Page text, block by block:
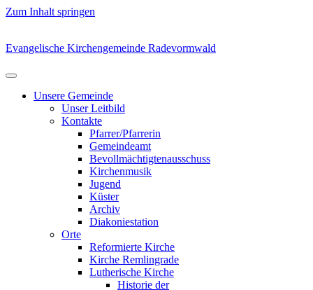
Zum Inhalt springen
Evangelische Kirchengemeinde Radevormwald
Unsere Gemeinde
Unser Leitbild
Kontakte
Pfarrer/Pfarrerin
Gemeindeamt
Bevollmächtigtenausschuss
Kirchenmusik
Jugend
Küster
Archiv
Diakoniestation
Orte
Reformierte Kirche
Kirche Remlingrade
Lutherische Kirche
Historie der